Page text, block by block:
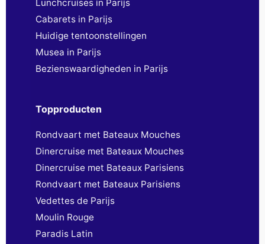
Lunchcruises in Parijs
Cabarets in Parijs
Huidige tentoonstellingen
Musea in Parijs
Bezienswaardigheden in Parijs
Topproducten
Rondvaart met Bateaux Mouches
Dinercruise met Bateaux Mouches
Dinercruise met Bateaux Parisiens
Rondvaart met Bateaux Parisiens
Vedettes de Parijs
Moulin Rouge
Paradis Latin